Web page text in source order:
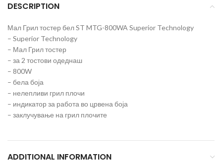
DESCRIPTION
Мал Грил тостер бел ST MTG-800WA Superior Technology
– Superior Technology
– Мал Грил тостер
– за 2 тостови одеднаш
– 800W
– бела боја
– нелепливи грил плочи
– индикатор за работа во црвена боја
– заклучување на грил плочите
ADDITIONAL INFORMATION